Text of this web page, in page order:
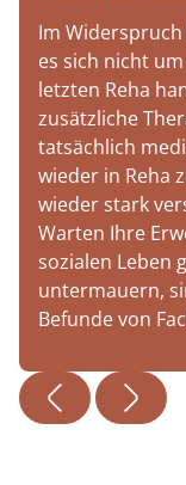
Im
es sich nicht
letzten Reha
zusätzliche
tatsächlich
wieder in Reha
wieder stark
Warten Ihre
sozialen Leben
untermauern,
Befunde von